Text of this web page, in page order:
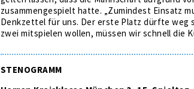
zusammengespielt hatte. „Zumindest Einsatz
Denkzettel für uns. Der erste Platz dürfte weg
zwei mitspielen wollen, müssen wir schnell die
STENOGRAMM